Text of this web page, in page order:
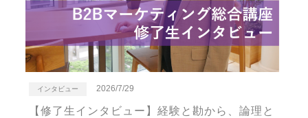
インタビュー 2026/7/29
【修了生インタビュー】経験と勘から、論理と